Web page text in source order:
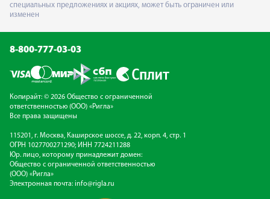
специальных предложениях и акциях, может быть ограничен или
изменен
8-800-777-03-03
Копирайт: © 2026 Общество с ограниченной
ответственностью (ООО) «Ригла»
Все права защищены
115201, г. Москва, Каширское шоссе, д. 22, корп. 4, стр. 1
ОГРН 1027700271290; ИНН 7724211288
Юр. лицо, которому принадлежит домен:
Общество с ограниченной ответственностью
(ООО) «Ригла»
Электронная почта: info@rigla.ru